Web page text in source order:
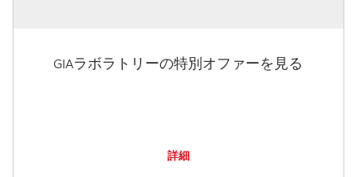
GIAラボラトリーの特別オファーを見る
詳細